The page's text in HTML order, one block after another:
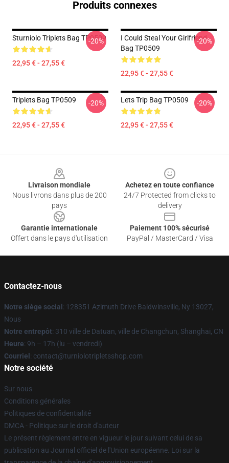
Produits connexes
Sturniolo Triplets Bag TP0509
22,95 € - 27,55 €
-20%
I Could Steal Your Girlfriend
Bag TP0509
22,95 € - 27,55 €
-20%
Triplets Bag TP0509
22,95 € - 27,55 €
-20% Lets Trip Bag TP0509
22,95 € - 27,55 €
-20%
Livraison mondiale
Nous livrons dans plus de 200
pays
Achetez en toute confiance
24/7 Protected from clicks to
delivery
Garantie internationale
Offert dans le pays d'utilisation
Paiement 100% sécurisé
PayPal / MasterCard / Visa
Contactez-nous
Notre siège social : 128351 Azimuth Drive Baldwinsville, Ny 13027,
Nous
Notre entrepôt: 310 ville de Datuan, ville de Changchun, Shanghai, CN
Heure: 9h – 17h (lu – vendredi)
Courriel : contact@turniolotripletsshop.com
Notre société
Sur nous
Conditions générales
Politiques de confidentialité
DMCA - Politique sur le droit d'auteur
Le présent règlement entre en vigueur le jour suivant celui de sa
publication au Journal officiel de l'Union européenne. Loi sur la